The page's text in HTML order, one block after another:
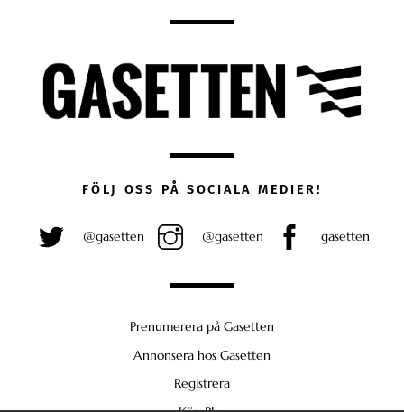
FÖLJ OSS PÅ SOCIALA MEDIER!
@gasetten @gasetten gasetten
Prenumerera på Gasetten
Annonsera hos Gasetten
Registrera